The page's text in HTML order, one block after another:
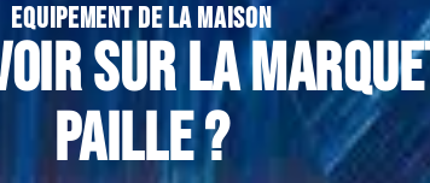
EQUIPEMENT DE LA MAISON
sur la
paille ?